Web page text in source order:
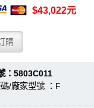
$43,022元
/廠家型號 ：F